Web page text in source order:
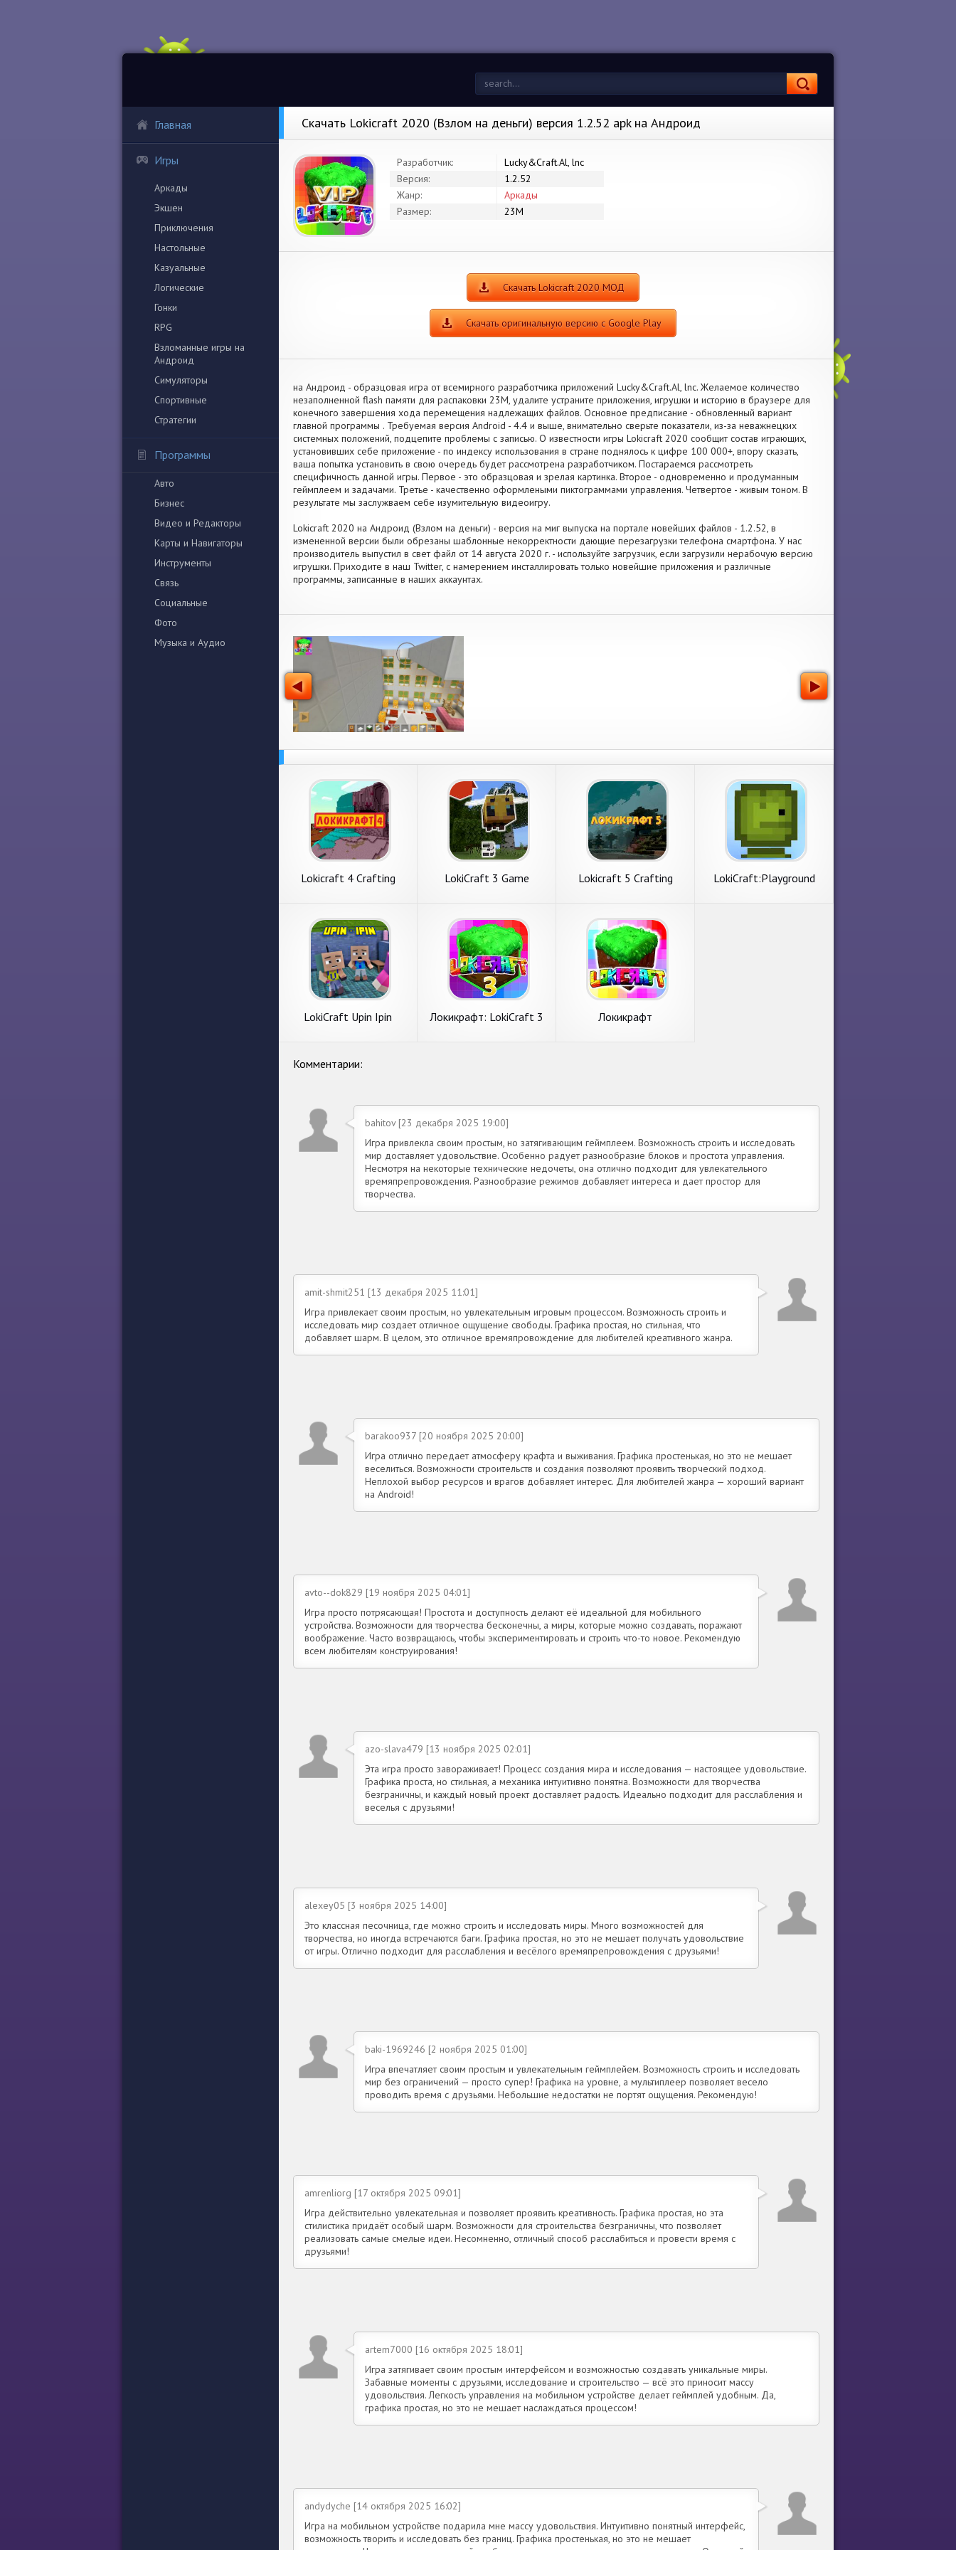
Главная
Игры
Аркады
Экшен
Приключения
Настольные
Казуальные
Логические
Гонки
RPG
Взломанные игры на
Андроид
Симуляторы
Спортивные
Стратегии
Программы
Авто
Бизнес
Видео и Редакторы
Карты и Навигаторы
Инструменты
Связь
Социальные
Фото
Музыка и Аудио
Скачать Lokicraft 2020 (Взлом на деньги) версия 1.2.52 apk на Андроид
Разработчик:
Lucky&Craft.Al, lnc
Версия:
1.2.52
Жанр:
Аркады
Размер:
23M
Скачать Lokicraft 2020 МОД
Скачать оригинальную версию с Google Play
на Андроид - образцовая игра от всемирного разработчика приложений Lucky&Craft.Al, lnc. Желаемое количество
незаполненной flash памяти для распаковки 23M, удалите устраните приложения, игрушки и историю в браузере для
конечного завершения хода перемещения надлежащих файлов. Основное предписание - обновленный вариант
главной программы . Требуемая версия Android - 4.4 и выше, внимательно сверьте показатели, из-за неважнецких
системных положений, подцепите проблемы с записью. О известности игры Lokicraft 2020 сообщит состав играющих,
установивших себе приложение - по индексу использования в стране поднялось к цифре 100 000+, впору сказать,
ваша попытка установить в свою очередь будет рассмотрена разработчиком. Постараемся рассмотреть
специфичность данной игры. Первое - это образцовая и зрелая картинка. Второе - одновременно и продуманным
геймплеем и задачами. Третье - качественно оформлеными пиктограммами управления. Четвертое - живым тоном. В
результате мы заслужваем себе изумительную видеоигру.
Lokicraft 2020 на Андроид (Взлом на деньги) - версия на миг выпуска на портале новейших файлов - 1.2.52, в
измененной версии были обрезаны шаблонные некорректности дающие перезагрузки телефона смартфона. У нас
производитель выпустил в свет файл от 14 августа 2020 г. - используйте загрузчик, если загрузили нерабочую версию
игрушки. Приходите в наш Twitter, с намерением инсталлировать только новейшие приложения и различные
программы, записанные в наших аккаунтах.
Lokicraft 4 Crafting
LokiCraft 3 Game
Lokicraft 5 Crafting
LokiCraft:Playground
LokiCraft Upin Ipin Локикрафт: LokiCraft 3 Локикрафт
Комментарии:
bahitov [23 декабря 2025 19:00]
Игра привлекла своим простым, но затягивающим геймплеем. Возможность строить и исследовать
мир доставляет удовольствие. Особенно радует разнообразие блоков и простота управления.
Несмотря на некоторые технические недочеты, она отлично подходит для увлекательного
времяпрепровождения. Разнообразие режимов добавляет интереса и дает простор для
творчества.
amit-shmit251 [13 декабря 2025 11:01]
Игра привлекает своим простым, но увлекательным игровым процессом. Возможность строить и
исследовать мир создает отличное ощущение свободы. Графика простая, но стильная, что
добавляет шарм. В целом, это отличное времяпровождение для любителей креативного жанра.
barakoo937 [20 ноября 2025 20:00]
Игра отлично передает атмосферу крафта и выживания. Графика простенькая, но это не мешает
веселиться. Возможности строительств и создания позволяют проявить творческий подход.
Неплохой выбор ресурсов и врагов добавляет интерес. Для любителей жанра — хороший вариант
на Android!
avto--dok829 [19 ноября 2025 04:01]
Игра просто потрясающая! Простота и доступность делают её идеальной для мобильного
устройства. Возможности для творчества бесконечны, а миры, которые можно создавать, поражают
воображение. Часто возвращаюсь, чтобы экспериментировать и строить что-то новое. Рекомендую
всем любителям конструирования!
azo-slava479 [13 ноября 2025 02:01]
Эта игра просто завораживает! Процесс создания мира и исследования — настоящее удовольствие.
Графика проста, но стильная, а механика интуитивно понятна. Возможности для творчества
безграничны, и каждый новый проект доставляет радость. Идеально подходит для расслабления и
веселья с друзьями!
alexey05 [3 ноября 2025 14:00]
Это классная песочница, где можно строить и исследовать миры. Много возможностей для
творчества, но иногда встречаются баги. Графика простая, но это не мешает получать удовольствие
от игры. Отлично подходит для расслабления и весёлого времяпрепровождения с друзьями!
baki-1969246 [2 ноября 2025 01:00]
Игра впечатляет своим простым и увлекательным геймплейем. Возможность строить и исследовать
мир без ограничений — просто супер! Графика на уровне, а мультиплеер позволяет весело
проводить время с друзьями. Небольшие недостатки не портят ощущения. Рекомендую!
amrenliorg [17 октября 2025 09:01]
Игра действительно увлекательная и позволяет проявить креативность. Графика простая, но эта
стилистика придаёт особый шарм. Возможности для строительства безграничны, что позволяет
реализовать самые смелые идеи. Несомненно, отличный способ расслабиться и провести время с
друзьями!
artem7000 [16 октября 2025 18:01]
Игра затягивает своим простым интерфейсом и возможностью создавать уникальные миры.
Забавные моменты с друзьями, исследование и строительство — всё это приносит массу
удовольствия. Легкость управления на мобильном устройстве делает геймплей удобным. Да,
графика простая, но это не мешает наслаждаться процессом!
andydyche [14 октября 2025 16:02]
Игра на мобильном устройстве подарила мне массу удовольствия. Интуитивно понятный интерфейс,
возможность творить и исследовать без границ. Графика простенькая, но это не мешает